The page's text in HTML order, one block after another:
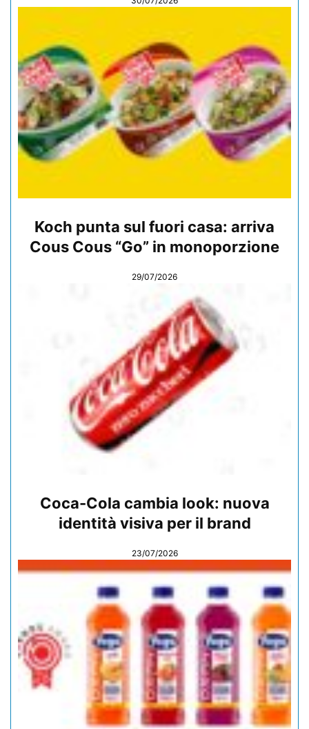
Koch punta sul fuori casa: arriva
Cous Cous “Go” in monoporzione
29/07/2026
Coca-Cola cambia look: nuova
identità visiva per il brand
23/07/2026